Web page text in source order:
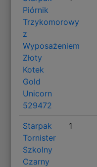
Piórnik
Trzykomorowy
z
Wyposażeniem
Złoty
Kotek
Gold
Unicorn
529472
Starpak
Tornister
Szkolny
Czarny
1